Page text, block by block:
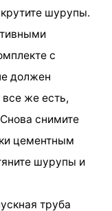
шурупы.
с
должен
же есть,
снимите
цементным
шурупы и
труба